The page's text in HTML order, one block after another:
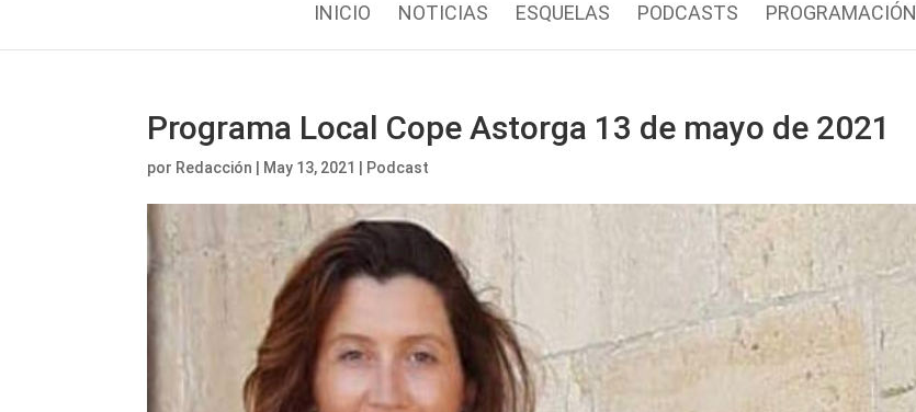
INICIO NOTICIAS ESQUELAS PODCASTS PROGRAMACIÓN
Programa Local Cope Astorga 13 de mayo de 2021
por Redacción May 13, 2021 Podcast